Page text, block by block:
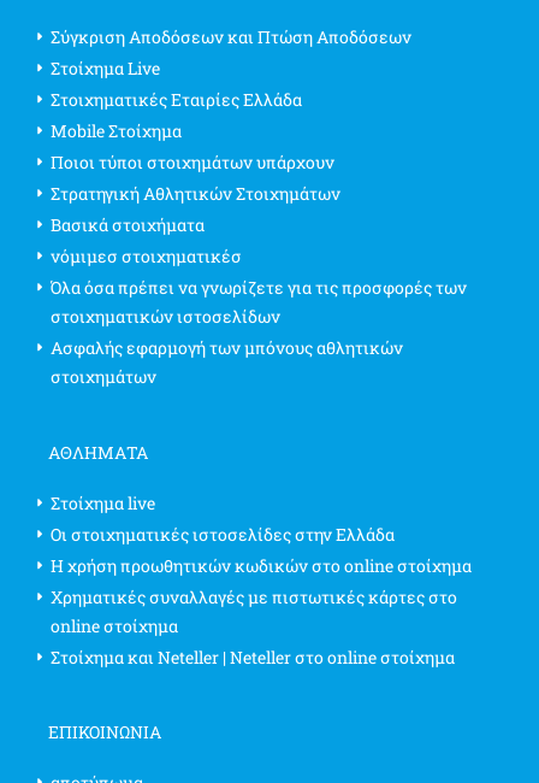
Σύγκριση Αποδόσεων και Πτώση Αποδόσεων
Στοίχημα Live
Στοιχηματικές Εταιρίες Ελλάδα
Mobile Στοίχημα
Ποιοι τύποι στοιχημάτων υπάρχουν
Στρατηγική Αθλητικών Στοιχημάτων
Βασικά στοιχήματα
νόμιμεσ στοιχηματικέσ
Όλα όσα πρέπει να γνωρίζετε για τις προσφορές των
στοιχηματικών ιστοσελίδων
Ασφαλής εφαρμογή των μπόνους αθλητικών
στοιχημάτων
ΑΘΛΗΜΑΤΑ
Στοίχημα live
Οι στοιχηματικές ιστοσελίδες στην Ελλάδα
Η χρήση προωθητικών κωδικών στο online στοίχημα
Χρηματικές συναλλαγές με πιστωτικές κάρτες στο
online στοίχημα
Στοίχημα και Neteller | Neteller στο online στοίχημα
ΕΠΙΚΟΙΝΩΝΊΑ